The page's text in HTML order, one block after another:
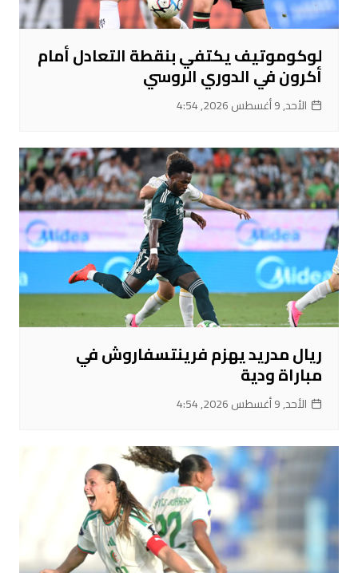
لوكوموتيف يكتفي بنقطة التعادل أمام
أكرون في الدوري الروسي
الأحد, 9 أغسطس 2026, 4:54
ريال مدريد يهزم فرينتسفاروش في
مباراة ودية
الأحد, 9 أغسطس 2026, 4:54